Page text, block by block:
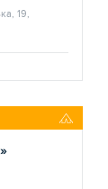
19,